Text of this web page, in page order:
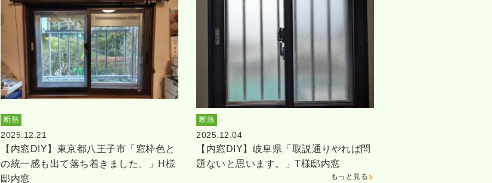
断熱
2025.12.21
【内窓DIY】東京都八王子市「窓枠色と
の統一感も出て落ち着きました。」H様
邸内窓
断熱
2025.12.04
【内窓DIY】岐阜県「取説通りやれば問
題ないと思います。」T様邸内窓
もっと見る